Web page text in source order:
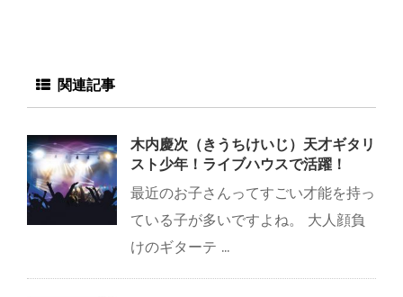
関連記事
木内慶次（きうちけいじ）天才ギタリ
スト少年！ライブハウスで活躍！
最近のお子さんってすごい才能を持っ
ている子が多いですよね。 大人顔負
けのギターテ ...